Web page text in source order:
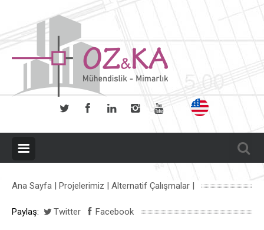
Ana Sayfa | Projelerimiz | Alternatif Çalışmalar |
Paylaş: Twitter Facebook